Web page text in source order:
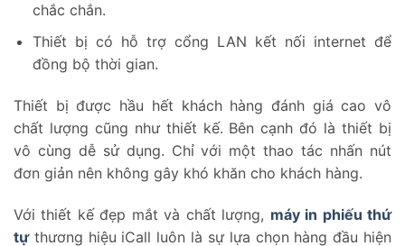
chắc chắn.
Thiết bị có hỗ trợ cổng LAN kết nối internet để
đồng bộ thời gian.
Thiết bị được hầu hết khách hàng đánh giá cao vô
chất lượng cũng như thiết kế. Bên cạnh đó là thiết bị
vô cùng dễ sử dụng. Chỉ với một thao tác nhấn nút
đơn giản nên không gây khó khăn cho khách hàng.
Với thiết kế đẹp mắt và chất lượng, máy in phiếu thứ
tựthương hiệu iCall luôn là sự lựa chọn hàng đầu hiện